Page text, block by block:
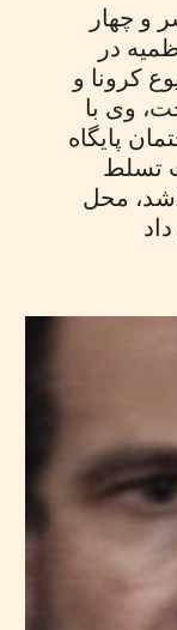
و چهار
در
کرونا و
وی با
پایگاه
تسلط
محل